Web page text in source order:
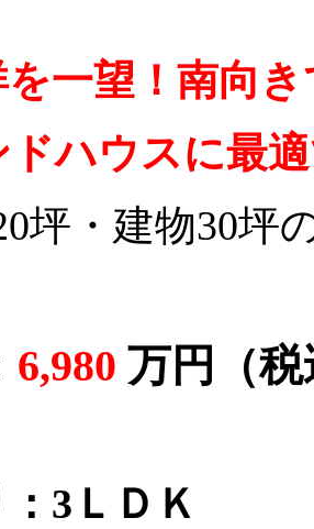
一望！南向
ハウスに最
坪・建物30坪
6,980 万円（税
3ＬＤＫ